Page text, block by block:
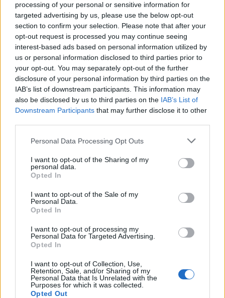
processing of your personal or sensitive information for
targeted advertising by us, please use the below opt-out
section to confirm your selection. Please note that after your
opt-out request is processed you may continue seeing
interest-based ads based on personal information utilized by
us or personal information disclosed to third parties prior to
your opt-out. You may separately opt-out of the further
disclosure of your personal information by third parties on the
IAB’s list of downstream participants. This information may
also be disclosed by us to third parties on the IAB’s List of
Downstream Participants that may further disclose it to other
Personal Data Processing Opt Outs
I want to opt-out of the Sharing of my
personal data.
Opted In
I want to opt-out of the Sale of my
Personal Data.
Opted In
I want to opt-out of processing my
Personal Data for Targeted Advertising.
Opted In
I want to opt-out of Collection, Use,
Retention, Sale, and/or Sharing of my
Personal Data that Is Unrelated with the
Purposes for which it was collected.
Opted Out
2026. augusztus 03., hétfő
Vízszünetre kell számítani
Gyergyószentmiklós egy részén